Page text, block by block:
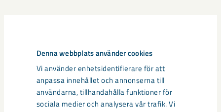
Denna webbplats använder cookies
Vi använder enhetsidentifierare för att
anpassa innehållet och annonserna till
användarna, tillhandahålla funktioner för
sociala medier och analysera vår trafik. Vi
samhällsomvandling